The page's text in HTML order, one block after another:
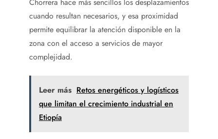
Chorrera hace más sencillos los desplazamientos
cuando resultan necesarios, y esa proximidad
permite equilibrar la atención disponible en la
zona con el acceso a servicios de mayor
complejidad.
Leer más Retos energéticos y logísticos
que limitan el crecimiento industrial en
Etiopía